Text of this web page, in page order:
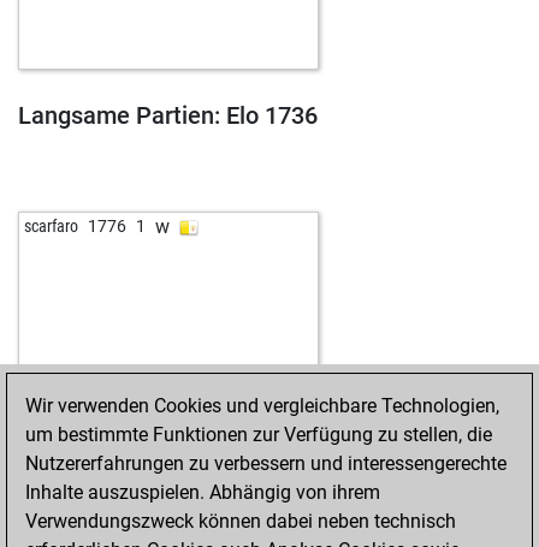
Langsame Partien: Elo 1736
scarfaro 1776 1 w
Wir verwenden Cookies und vergleichbare Technologien,
um bestimmte Funktionen zur Verfügung zu stellen, die
Nutzererfahrungen zu verbessern und interessengerechte
Inhalte auszuspielen. Abhängig von ihrem
Verwendungszweck können dabei neben technisch